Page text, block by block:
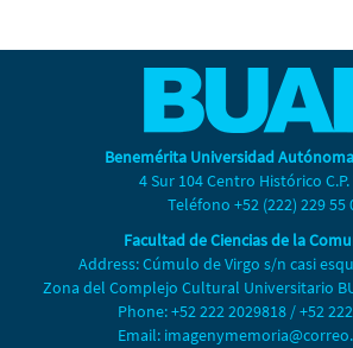
Benemérita Universidad
4 Sur 104 Centro Histórico C.P.
Teléfono +52 (222) 229 55
Facultad de Ciencias de la
Address: Cúmulo de Virgo s/n casi
Zona del Complejo Cultural Universitario
Phone: +52 222 2029818 / +52
Email: